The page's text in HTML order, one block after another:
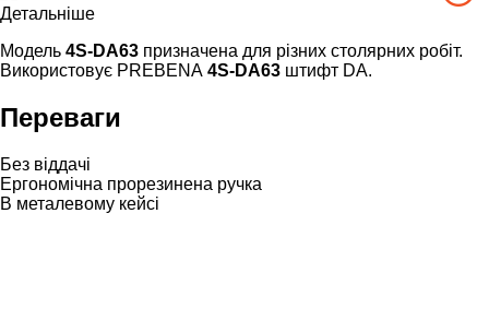
Детальніше
Модель 4S-DA63 призначена для різних столярних робіт.
Використовує PREBENA 4S-DA63 штифт DA.
Переваги
Без віддачі
Ергономічна прорезинена ручка
В металевому кейсі